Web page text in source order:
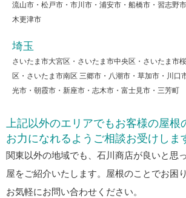
流山市・松戸市・市川市・浦安市・船橋市・習志野
木更津市
埼玉
さいたま市大宮区・さいたま市中央区・さいたま市
区・さいたま市南区 三郷市・八潮市・草加市・川口
光市・朝霞市・新座市・志木市・富士見市・三芳町
上記以外のエリアでもお客様の屋根
お力になれるようご相談お受けしま
関東以外の地域でも、石川商店が良いと思
屋をご紹介いたします。屋根のことでお困
お気軽にお問い合わせください。